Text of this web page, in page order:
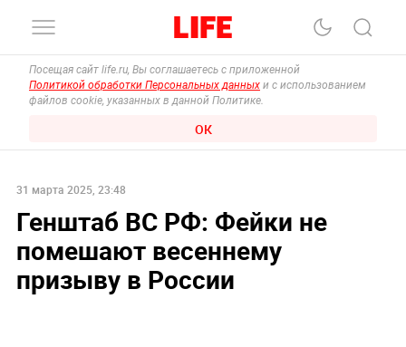
Посещая сайт life.ru, Вы соглашаетесь с приложенной
Политикой обработки Персональных данных и с использованием
файлов cookie, указанных в данной Политике.
ОК
31 марта 2025, 23:48
Генштаб ВС РФ: Фейки не
помешают весеннему
призыву в России